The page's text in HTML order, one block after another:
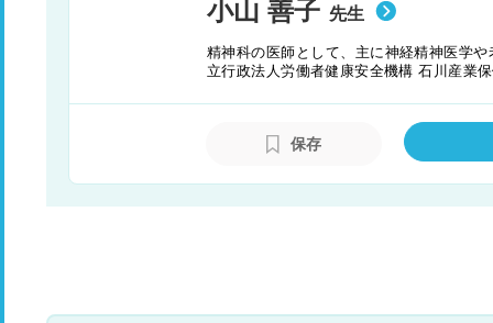
小山 善子 先生
精神科の医師として、主に神経精神医学
立行政法人労働者健康安全機構 石川産業
保存